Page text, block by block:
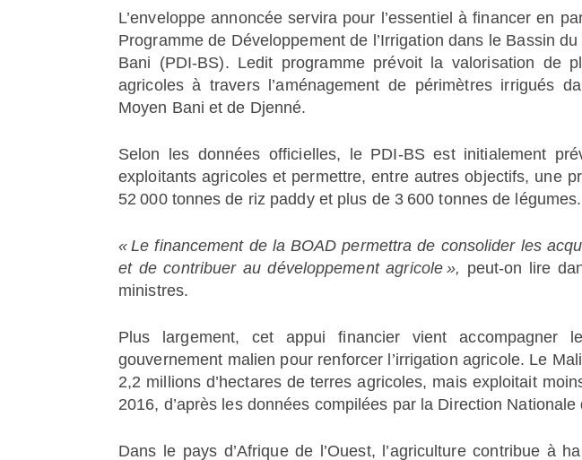
L’enveloppe annoncée servira pour l’essentiel à financer en
Programme de Développement de l’Irrigation dans le Bassin
Bani (PDI-BS). Ledit programme prévoit la valorisation de
agricoles à travers l’aménagement de périmètres irrigués
Moyen Bani et de Djenné.
Selon les données officielles, le PDI-BS est initialement
exploitants agricoles et permettre, entre autres objectifs, une
52 000 tonnes de riz paddy et plus de 3 600 tonnes de légumes.
« Le financement de la BOAD permettra de consolider les
et de contribuer au développement agricole », peut-on lire
ministres.
Plus largement, cet appui financier vient accompagner
gouvernement malien pour renforcer l’irrigation agricole. Le
2,2 millions d’hectares de terres agricoles, mais exploitait
2016, d’après les données compilées par la Direction Nationale
Dans le pays d’Afrique de l’Ouest, l’agriculture contribue à